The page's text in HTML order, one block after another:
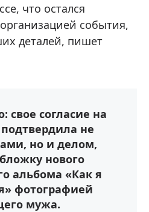
что остался
события,
деталей, пишет
свое согласие на
не
но и делом,
нового
альбома «Как я
фотографией
мужа.